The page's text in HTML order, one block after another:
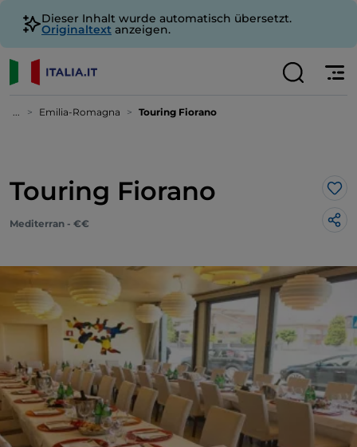
Dieser Inhalt wurde automatisch übersetzt.
Originaltext anzeigen.
... Emilia-Romagna Touring Fiorano
Touring Fiorano
Mediterran - €€